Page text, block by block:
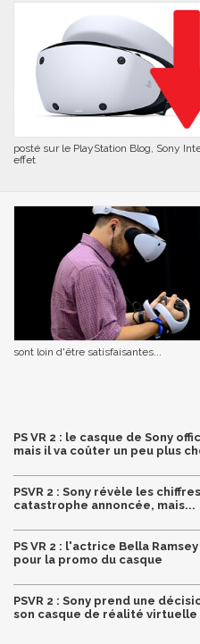
posté sur le PlayStation Blog, Sony
effet
sont loin d'être satisfaisantes...
PS VR 2 : le casque de Sony
mais il va coûter un peu plus
PSVR 2 : Sony révèle les
catastrophe annoncée, mais...
PS VR 2 : l'actrice Bella
pour la promo du casque
PSVR 2 : Sony prend une
son casque de réalité virtuelle